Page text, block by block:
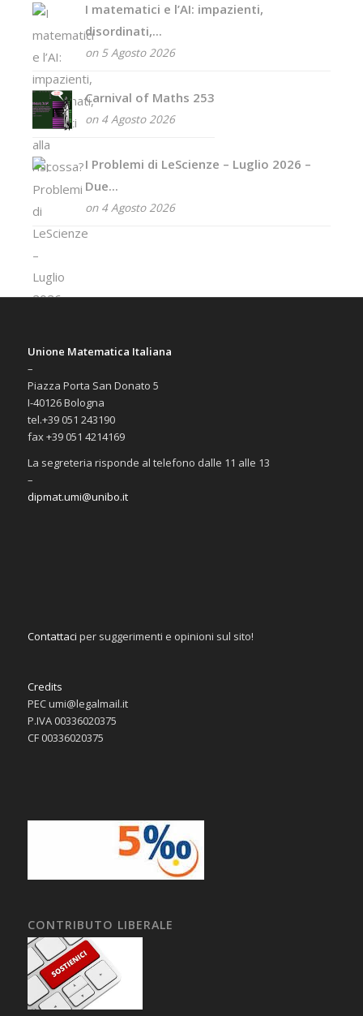
I matematici e l’AI: impazienti,
disordinati,...
on 5 Agosto 2026
Carnival of Maths 253
on 4 Agosto 2026
I Problemi di LeScienze – Luglio 2026 –
Due...
on 4 Agosto 2026
Unione Matematica Italiana
–
Piazza Porta San Donato 5
I-40126 Bologna
tel.+39 051 243190
fax +39 051 4214169
La segreteria risponde al telefono dalle 11 alle 13
–
dipmat.umi@unibo.it
Contattaci per suggerimenti e opinioni sul sito!
Credits
PEC umi@legalmail.it
P.IVA 00336020375
CF 00336020375
CONTRIBUTO LIBERALE